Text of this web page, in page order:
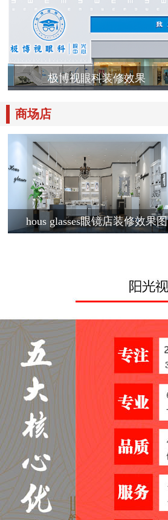
极博视眼科装修效果
商场店
hous glasses眼镜店装修效果图